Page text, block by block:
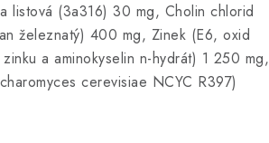
listová (3a316) 30 mg, Cholin chlorid
železnatý) 400 mg, Zinek (E6, oxid
a aminokyselin n-hydrát) 1 250 mg,
cerevisiae NCYC R397)